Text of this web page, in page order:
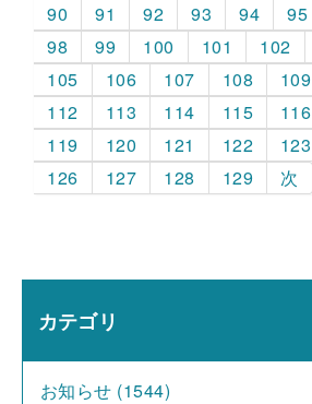
90
91 92 93 94 95
98
99 100 101 102
105
106 107 108 109
112
113 114 115 116
119
120 121 122 123
126
127 128 129 次
カテゴリ
お知らせ (1544)